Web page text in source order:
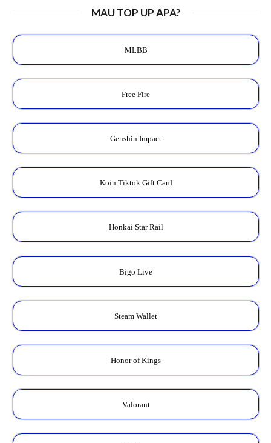
MAU TOP UP APA?
MLBB
Free Fire
Genshin Impact
Koin Tiktok Gift Card
Honkai Star Rail
Bigo Live
Steam Wallet
Honor of Kings
Valorant